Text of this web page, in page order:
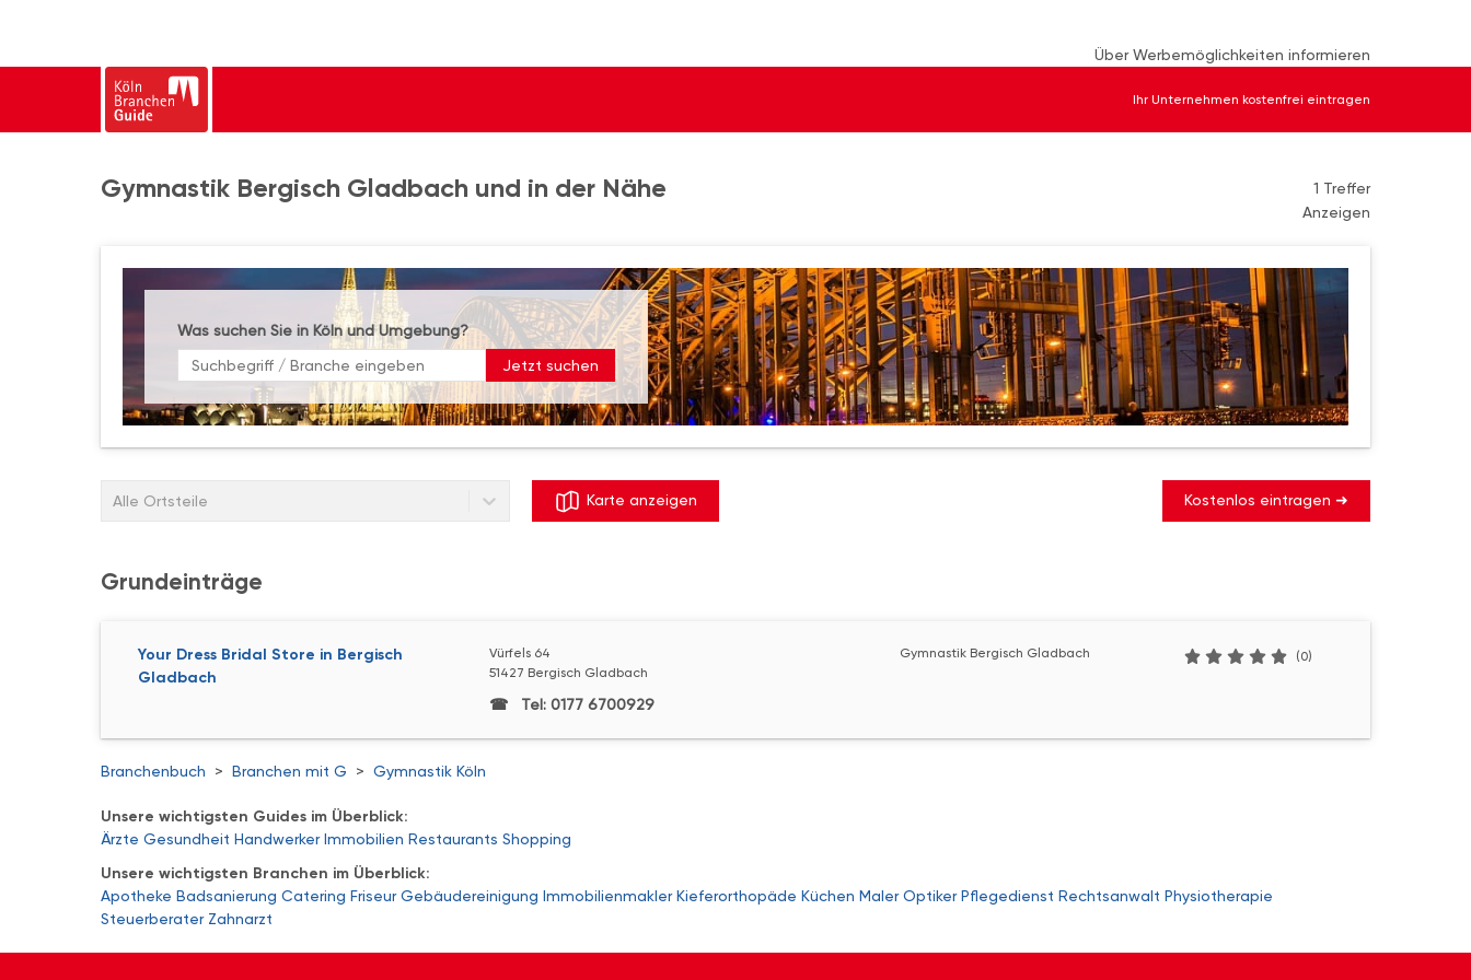
Über Werbemöglichkeiten informieren
Ihr Unternehmen kostenfrei eintragen
Gymnastik Bergisch Gladbach und in der Nähe
1 Treffer
Anzeigen
Was suchen Sie in Köln und Umgebung?
Jetzt suchen
Alle Ortsteile Karte anzeigen Kostenlos eintragen ➜
Grundeinträge
Your Dress Bridal Store in Bergisch
Gladbach
Vürfels 64
51427 Bergisch Gladbach
Tel: 0177 6700929
Gymnastik Bergisch Gladbach (0)
Branchenbuch > Branchen mit G > Gymnastik Köln
Unsere wichtigsten Guides im Überblick:
Ärzte Gesundheit Handwerker Immobilien Restaurants Shopping
Unsere wichtigsten Branchen im Überblick:
Apotheke Badsanierung Catering Friseur Gebäudereinigung Immobilienmakler Kieferorthopäde Küchen Maler Optiker Pflegedienst Rechtsanwalt Physiotherapie
Steuerberater Zahnarzt